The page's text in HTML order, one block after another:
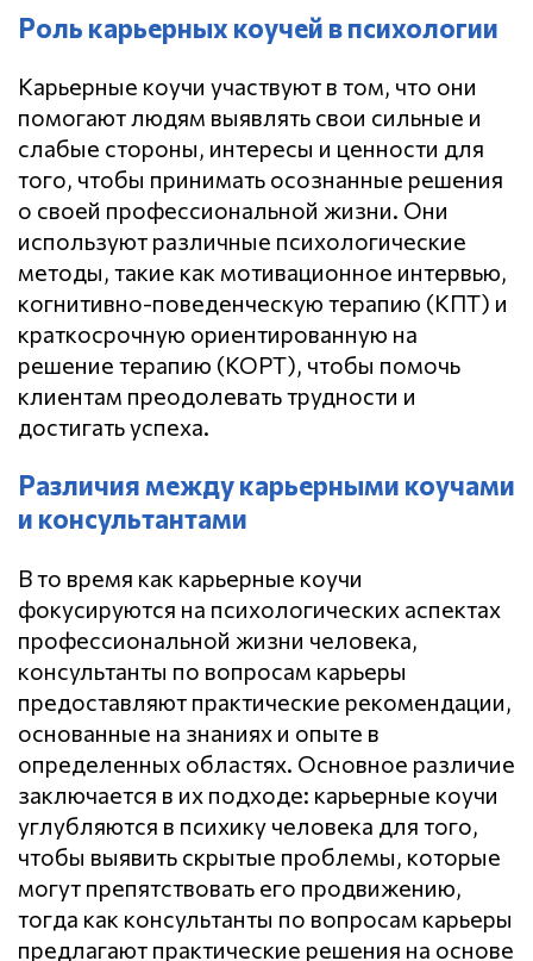
Роль карьерных коучей в психологии
Карьерные коучи участвуют в том, что они
помогают людям выявлять свои сильные и
слабые стороны, интересы и ценности для
того, чтобы принимать осознанные решения
о своей профессиональной жизни. Они
используют различные психологические
методы, такие как мотивационное интервью,
когнитивно-поведенческую терапию (КПТ) и
краткосрочную ориентированную на
решение терапию (КОРТ), чтобы помочь
клиентам преодолевать трудности и
достигать успеха.
Различия между карьерными коучами
и консультантами
В то время как карьерные коучи
фокусируются на психологических аспектах
профессиональной жизни человека,
консультанты по вопросам карьеры
предоставляют практические рекомендации,
основанные на знаниях и опыте в
определенных областях. Основное различие
заключается в их подходе: карьерные коучи
углубляются в психику человека для того,
чтобы выявить скрытые проблемы, которые
могут препятствовать его продвижению,
тогда как консультанты по вопросам карьеры
предлагают практические решения на основе